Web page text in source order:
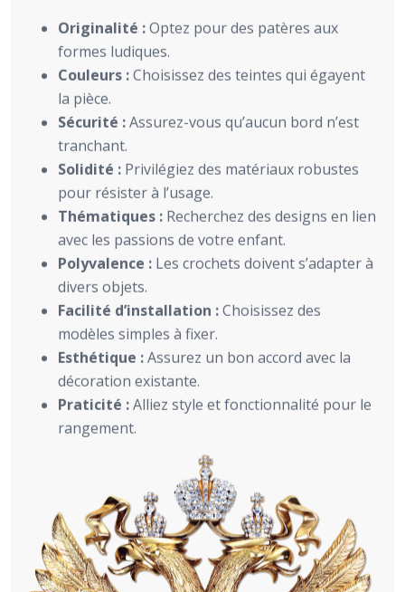
Originalité :Optez pour des patères aux
formes ludiques.
Couleurs :Choisissez des teintes qui égayent
la pièce.
Sécurité :Assurez-vous qu’aucun bord n’est
tranchant.
Solidité : Privilégiez des matériaux robustes
pour résister à l’usage.
Thématiques : Recherchez des designs en lien
avec les passions de votre enfant.
Polyvalence : Les crochets doivent s’adapter à
divers objets.
Facilité d’installation :Choisissez des
modèles simples à fixer.
Esthétique :Assurez un bon accord avec la
décoration existante.
Praticité :Alliez style et fonctionnalité pour le
rangement.